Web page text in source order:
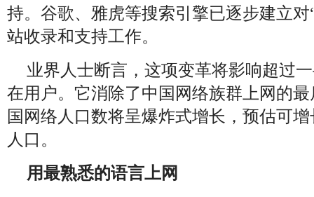
持。谷歌、雅虎等搜索引擎已逐步建立
站收录和支持工作。
业界人士断言，这项变革将影响超过
在用户。它消除了中国网络族群上网的
国网络人口数将呈爆炸式增长，预估可
人口。
用最熟悉的语言上网